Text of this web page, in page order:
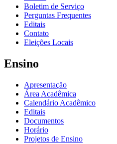
Boletim de Serviço
Perguntas Frequentes
Editais
Contato
Eleições Locais
Ensino
Apresentação
Área Acadêmica
Calendário Acadêmico
Editais
Documentos
Horário
Projetos de Ensino